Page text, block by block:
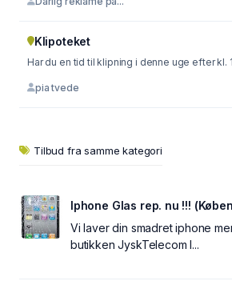
Klipoteket
Har du en tid til klipning i denne uge efter kl.
pia tvede
Tilbud fra samme kategori
Iphone Glas rep. nu !!!
Vi laver din smadret iphone
butikken JyskTelecom I...